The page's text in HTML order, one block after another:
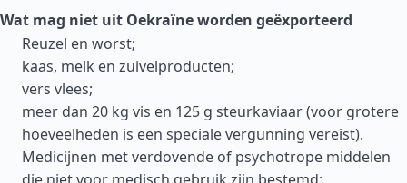
Wat mag niet uit Oekraïne worden geëxporteerd
Reuzel en worst;
kaas, melk en zuivelproducten;
vers vlees;
meer dan 20 kg vis en 125 g steurkaviaar (voor grotere
hoeveelheden is een speciale vergunning vereist).
Medicijnen met verdovende of psychotrope middelen